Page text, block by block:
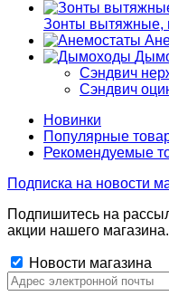
Зонты вытяжные,
Сэндвич
Сэндвич
Новинки
Популярные
Рекомендуемые
Подписка на новости
Подпишитесь на
акции нашего магазина.
Новости магазина